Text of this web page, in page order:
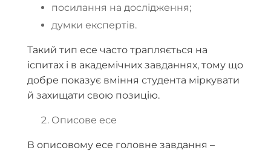
посилання на дослідження;
думки експертів.
Такий тип есе часто трапляється на
іспитах і в академічних завданнях, тому що
добре показує вміння студента міркувати
й захищати свою позицію.
Описове есе
В описовому есе головне завдання –